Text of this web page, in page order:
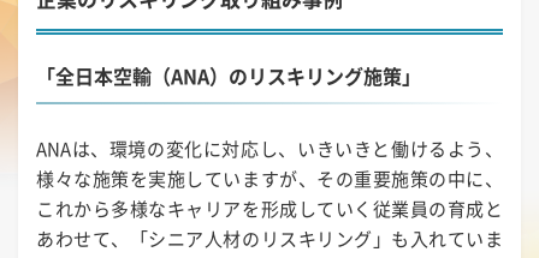
「全日本空輸（ANA）のリスキリング施策」
ANAは、環境の変化に対応し、いきいきと働けるよう、
様々な施策を実施していますが、その重要施策の中に、
これから多様なキャリアを形成していく従業員の育成と
あわせて、「シニア人材のリスキリング」も入れていま